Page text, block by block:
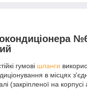
гумові шланги
в місцях
(закріпленої на